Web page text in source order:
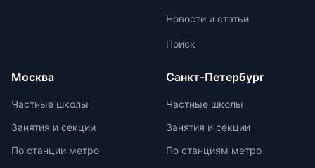
Новости и статьи
Поиск
Москва
Частные школы
Занятия и секции
По станции метро
Санкт-Петербург
Частные школы
Занятия и секции
По станциям метро